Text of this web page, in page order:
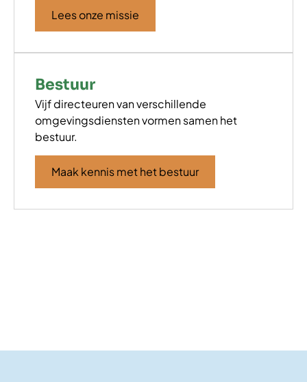
Lees onze missie
Bestuur
Vijf directeuren van verschillende
omgevingsdiensten vormen samen het
bestuur.
Maak kennis met het bestuur